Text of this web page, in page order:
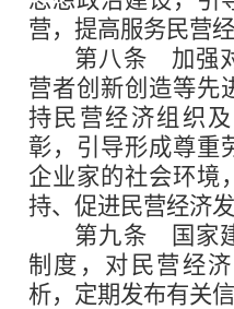
营，提高服务民营经
第八条 加强
营者创新创造等先
持民营经济组织
彰，引导形成尊重
企业家的社会环境
持、促进民营经济发
第九条 国家
制度，对民营经
析，定期发布有关信